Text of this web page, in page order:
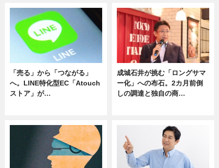
「売る」から「つながる」
へ。LINE特化型EC「Atouch
ストア」が…
成城石井が挑む「ロングサマ
ー化」への布石。2カ月前倒
しの調達と独自の商…